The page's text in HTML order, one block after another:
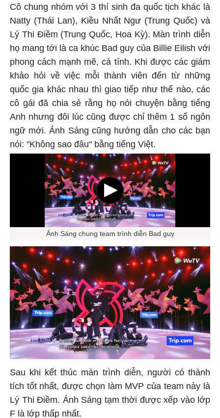
Cô chung nhóm với 3 thí sinh đa quốc tịch khác là
Natty (Thái Lan), Kiều Nhất Ngư (Trung Quốc) và
Lý Thi Điềm (Trung Quốc, Hoa Kỳ). Màn trình diễn
họ mang tới là ca khúc Bad guy của Billie Eilish với
phong cách mạnh mẽ, cá tính. Khi được các giám
khảo hỏi về việc mỗi thành viên đến từ những
quốc gia khác nhau thì giao tiếp như thế nào, các
cô gái đã chia sẻ rằng họ nói chuyện bằng tiếng
Anh nhưng đôi lúc cũng được chỉ thêm 1 số ngôn
ngữ mới. Ánh Sáng cũng hướng dẫn cho các bạn
nói: "Không sao đâu" bằng tiếng Việt.
Ánh Sáng chung team trình diễn Bad guy
Sau khi kết thúc màn trình diễn, người có thành
tích tốt nhất, được chọn làm MVP của team này là
Lý Thi Điềm. Ánh Sáng tạm thời được xếp vào lớp
F là lớp thấp nhất.